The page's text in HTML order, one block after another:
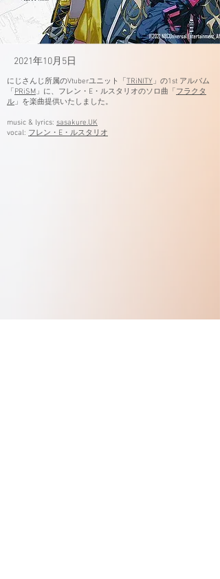
2021年10月5日
にじさんじ所属のVtuberユニット「 TRiNITY」の1st アルバム
「 PRiSM」に、フレン・E・ルスタリオのソロ曲「 フラクタ
ル」を楽曲提供いたしました。
music & lyrics: sasakure.UK
vocal: フレン・E・ルスタリオ